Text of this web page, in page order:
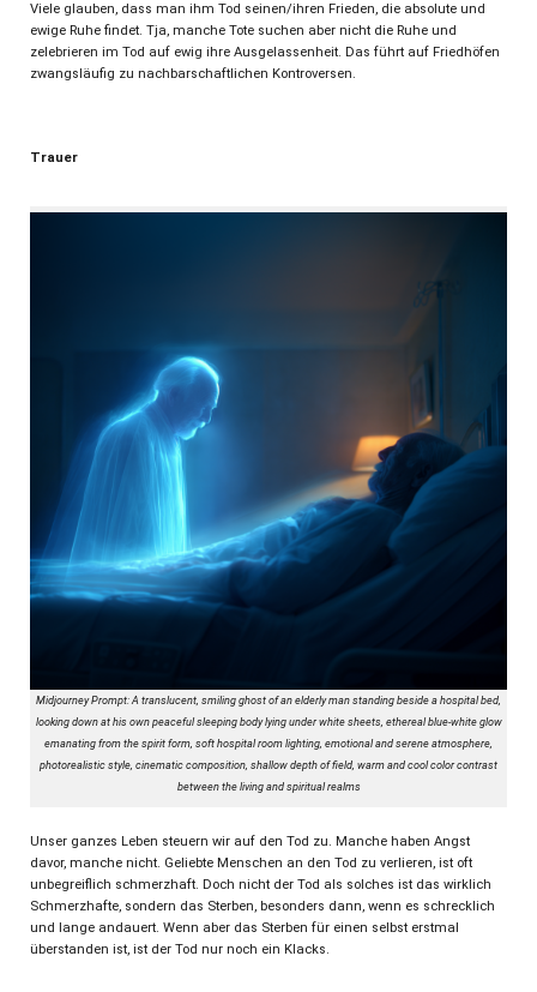
Viele glauben, dass man ihm Tod seinen/ihren Frieden, die absolute und
ewige Ruhe findet. Tja, manche Tote suchen aber nicht die Ruhe und
zelebrieren im Tod auf ewig ihre Ausgelassenheit. Das führt auf Friedhöfen
zwangsläufig zu nachbarschaftlichen Kontroversen.
Trauer
Midjourney Prompt: A translucent, smiling ghost of an elderly man standing beside a hospital bed,
looking down at his own peaceful sleeping body lying under white sheets, ethereal blue-white glow
emanating from the spirit form, soft hospital room lighting, emotional and serene atmosphere,
photorealistic style, cinematic composition, shallow depth of field, warm and cool color contrast
between the living and spiritual realms
Unser ganzes Leben steuern wir auf den Tod zu. Manche haben Angst
davor, manche nicht. Geliebte Menschen an den Tod zu verlieren, ist oft
unbegreiflich schmerzhaft. Doch nicht der Tod als solches ist das wirklich
Schmerzhafte, sondern das Sterben, besonders dann, wenn es schrecklich
und lange andauert. Wenn aber das Sterben für einen selbst erstmal
überstanden ist, ist der Tod nur noch ein Klacks.